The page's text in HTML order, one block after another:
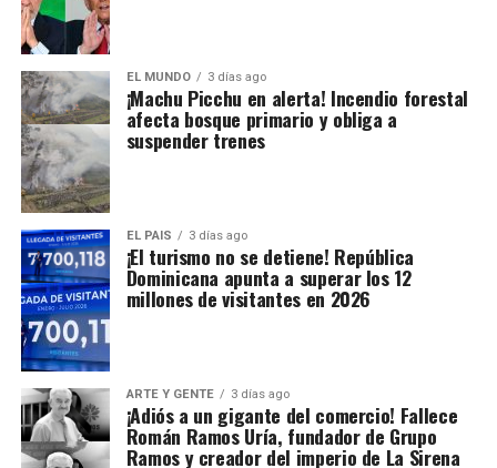
EL MUNDO 3 días ago
¡Machu Picchu en alerta! Incendio forestal
afecta bosque primario y obliga a
suspender trenes
EL PAIS 3 días ago
¡El turismo no se detiene! República
Dominicana apunta a superar los 12
millones de visitantes en 2026
ARTE Y GENTE 3 días ago
¡Adiós a un gigante del comercio! Fallece
Román Ramos Uría, fundador de Grupo
Ramos y creador del imperio de La Sirena